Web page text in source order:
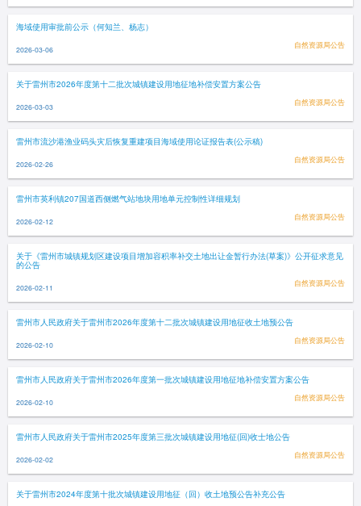
海域使用审批前公示（何知兰、杨志）
2026-03-06 自然资源局公告
关于雷州市2026年度第十二批次城镇建设用地征地补偿安置方案公告
2026-03-03 自然资源局公告
雷州市流沙港渔业码头灾后恢复重建项目海域使用论证报告表(公示稿)
2026-02-26 自然资源局公告
雷州市英利镇207国道西侧燃气站地块用地单元控制性详细规划
2026-02-12 自然资源局公告
关于《雷州市城镇规划区建设项目增加容积率补交土地出让金暂行办法(草案)》公开征求意见
的公告
2026-02-11 自然资源局公告
雷州市人民政府关于雷州市2026年度第十二批次城镇建设用地征收土地预公告
2026-02-10 自然资源局公告
雷州市人民政府关于雷州市2026年度第一批次城镇建设用地征地补偿安置方案公告
2026-02-10 自然资源局公告
雷州市人民政府关于雷州市2025年度第三批次城镇建设用地征(回)收士地公告
2026-02-02 自然资源局公告
关于雷州市2024年度第十批次城镇建设用地征（回）收土地预公告补充公告